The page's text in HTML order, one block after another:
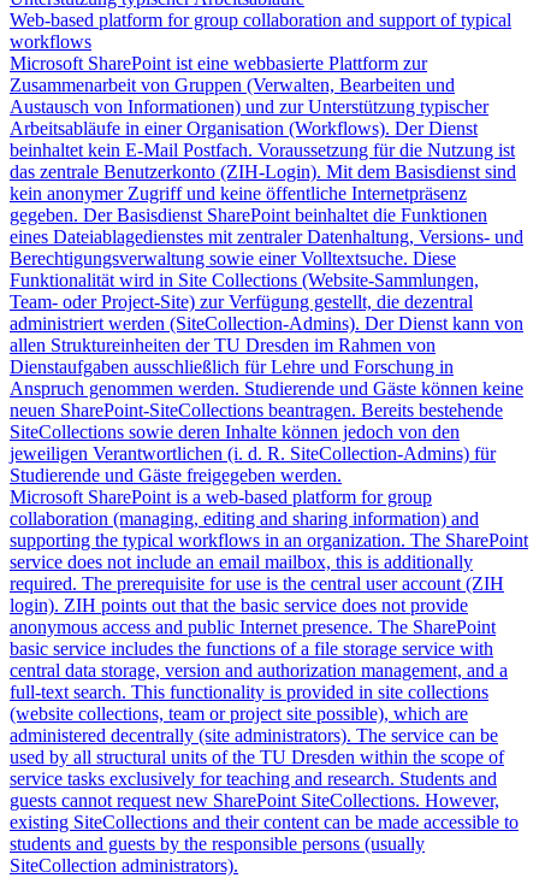
Web-based platform for group collaboration and support of typical
workflows
Microsoft SharePoint ist eine webbasierte Plattform zur
Zusammenarbeit von Gruppen (Verwalten, Bearbeiten und
Austausch von Informationen) und zur Unterstützung typischer
Arbeitsabläufe in einer Organisation (Workflows). Der Dienst
beinhaltet kein E-Mail Postfach. Voraussetzung für die Nutzung ist
das zentrale Benutzerkonto (ZIH-Login). Mit dem Basisdienst sind
kein anonymer Zugriff und keine öffentliche Internetpräsenz
gegeben. Der Basisdienst SharePoint beinhaltet die Funktionen
eines Dateiablagedienstes mit zentraler Datenhaltung, Versions- und
Berechtigungsverwaltung sowie einer Volltextsuche. Diese
Funktionalität wird in Site Collections (Website-Sammlungen,
Team- oder Project-Site) zur Verfügung gestellt, die dezentral
administriert werden (SiteCollection-Admins). Der Dienst kann von
allen Struktureinheiten der TU Dresden im Rahmen von
Dienstaufgaben ausschließlich für Lehre und Forschung in
Anspruch genommen werden. Studierende und Gäste können keine
neuen SharePoint-SiteCollections beantragen. Bereits bestehende
SiteCollections sowie deren Inhalte können jedoch von den
jeweiligen Verantwortlichen (i. d. R. SiteCollection-Admins) für
Studierende und Gäste freigegeben werden.
Microsoft SharePoint is a web-based platform for group
collaboration (managing, editing and sharing information) and
supporting the typical workflows in an organization. The SharePoint
service does not include an email mailbox, this is additionally
required. The prerequisite for use is the central user account (ZIH
login). ZIH points out that the basic service does not provide
anonymous access and public Internet presence. The SharePoint
basic service includes the functions of a file storage service with
central data storage, version and authorization management, and a
full-text search. This functionality is provided in site collections
(website collections, team or project site possible), which are
administered decentrally (site administrators). The service can be
used by all structural units of the TU Dresden within the scope of
service tasks exclusively for teaching and research. Students and
guests cannot request new SharePoint SiteCollections. However,
existing SiteCollections and their content can be made accessible to
students and guests by the responsible persons (usually
SiteCollection administrators).